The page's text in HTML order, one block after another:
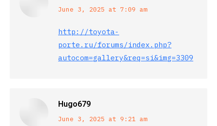
says:
June 3, 2025 at 7:09 am
http://toyota-
porte.ru/forums/index.php?
autocom=gallery&req=si&img=3309
Hugo679
says:
June 3, 2025 at 9:21 am